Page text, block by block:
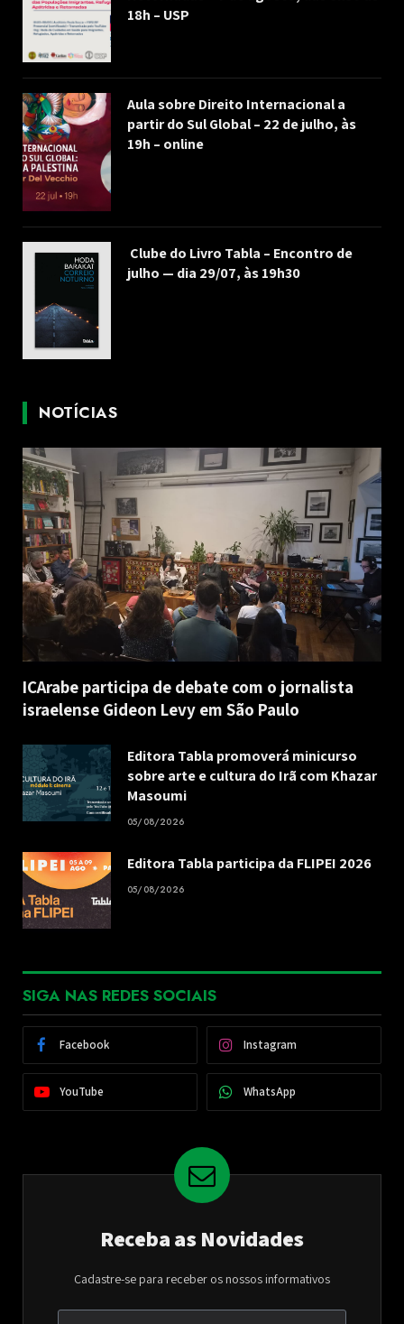
18h – USP
Aula sobre Direito Internacional a
partir do Sul Global – 22 de julho, às
19h – online
Clube do Livro Tabla – Encontro de
julho — dia 29/07, às 19h30
NOTÍCIAS
ICArabe participa de debate com o jornalista
israelense Gideon Levy em São Paulo
Editora Tabla promoverá minicurso
sobre arte e cultura do Irã com Khazar
Masoumi
05/08/2026
Editora Tabla participa da FLIPEI 2026
05/08/2026
SIGA NAS REDES SOCIAIS
Facebook Instagram
YouTube WhatsApp
Receba as Novidades
Cadastre-se para receber os nossos informativos